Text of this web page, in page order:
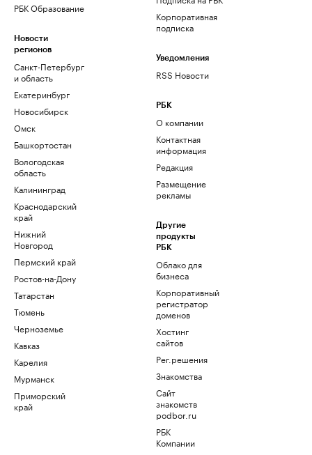
РБК Образование
Новости
регионов
Санкт-Петербург
и область
Екатеринбург
Новосибирск
Омск
Башкортостан
Вологодская
область
Калининград
Краснодарский
край
Нижний
Новгород
Пермский край
Ростов-на-Дону
Татарстан
Тюмень
Черноземье
Кавказ
Карелия
Мурманск
Приморский
край
Корпоративная
подписка
Уведомления
RSS Новости
РБК
О компании
Контактная
информация
Редакция
Размещение
рекламы
Другие
продукты
РБК
Облако для
бизнеса
Корпоративный
регистратор
доменов
Хостинг
сайтов
Рег.решения
Знакомства
Сайт
знакомств
podbor.ru
РБК
Компании